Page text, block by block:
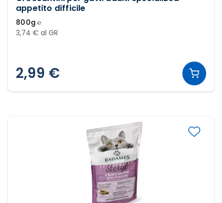
appetito difficile
800g ℮
3,74 € al GR
2,99 €